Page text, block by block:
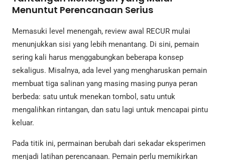
Menuntut Perencanaan Serius
Memasuki level menengah, review awal RECUR mulai
menunjukkan sisi yang lebih menantang. Di sini, pemain
sering kali harus menggabungkan beberapa konsep
sekaligus. Misalnya, ada level yang mengharuskan pemain
membuat tiga salinan yang masing masing punya peran
berbeda: satu untuk menekan tombol, satu untuk
mengalihkan rintangan, dan satu lagi untuk mencapai pintu
keluar.
Pada titik ini, permainan berubah dari sekadar eksperimen
menjadi latihan perencanaan. Pemain perlu memikirkan